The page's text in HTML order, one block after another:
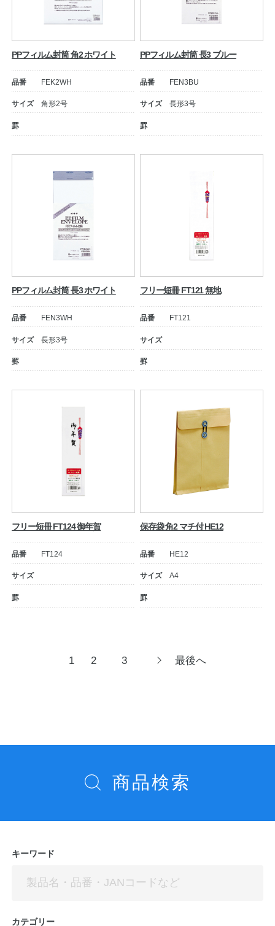
PPフィルム封筒 角2 ホワイト
品番 FEK2WH
サイズ 角形2号
罫
PPフィルム封筒 長3 ブルー
品番 FEN3BU
サイズ 長形3号
罫
PPフィルム封筒 長3 ホワイト
品番 FEN3WH
サイズ 長形3号
罫
フリー短冊 FT121 無地
品番 FT121
サイズ
罫
フリー短冊 FT124 御年賀
品番 FT124
サイズ
罫
保存袋 角2 マチ付 HE12
品番 HE12
サイズ A4
罫
ー
1 2 3
次
最後へ
商品検索
キーワード
カテゴリー